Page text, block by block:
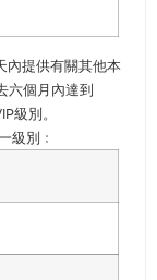
內提供有關其他本
六個月內達到
級別。
級別﹕